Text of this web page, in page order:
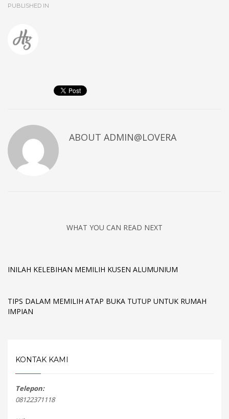
PUBLISHED IN
ABOUT ADMIN@LOVERA
WHAT YOU CAN READ NEXT
INILAH KELEBIHAN MEMILIH KUSEN ALUMUNIUM
TIPS DALAM MEMILIH ATAP BUKA TUTUP UNTUK RUMAH
IMPIAN
KONTAK KAMI
Telepon:
08122371118